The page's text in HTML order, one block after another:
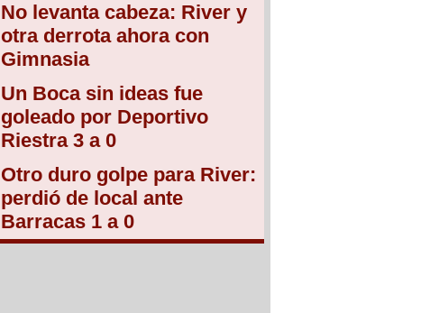
No levanta cabeza: River y
otra derrota ahora con
Gimnasia
Un Boca sin ideas fue
goleado por Deportivo
Riestra 3 a 0
Otro duro golpe para River:
perdió de local ante
Barracas 1 a 0